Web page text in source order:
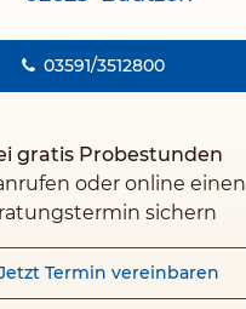
gratis Probestunden
oder online einen
sichern
03591/3512800
Termin vereinbaren